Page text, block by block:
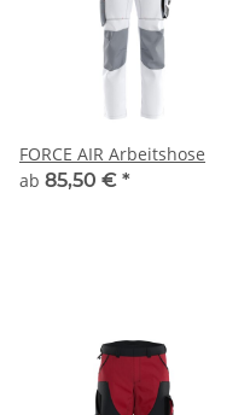
FORCE AIR Arbeitshose
ab 85,50 € *